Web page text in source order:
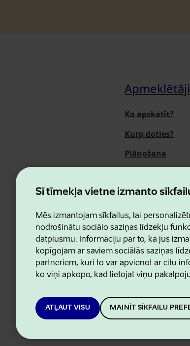
Šī tīmekļa vietne izmanto
Mēs izmantojam sīkfailus, lai
nodrošinātu sociālo saziņas līdzekļu
datplūsmu. Informāciju par to, kā jūs
kopīgojam ar saviem sociālās saziņas
partneriem, kuri to var apvienot ar citu
ko viņi apkopo, kad lietojat viņu
ATĻAUT VISU MAINĪT SĪKFAILU
Ko apskatīt?
Kurp doties?
Plānošana
Par mums
Estonian Business and